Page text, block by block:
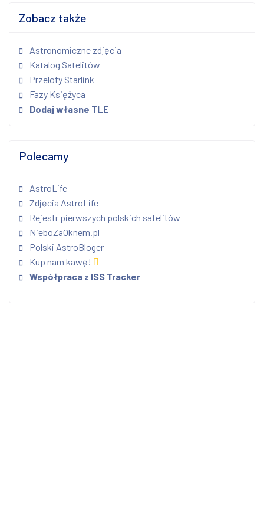
Zobacz także
Astronomiczne zdjęcia
Katalog Satelitów
Przeloty Starlink
Fazy Księżyca
Dodaj własne TLE
Polecamy
AstroLife
Zdjęcia AstroLife
Rejestr pierwszych polskich satelitów
NieboZaOknem.pl
Polski AstroBloger
Kup nam kawę!
Współpraca z ISS Tracker